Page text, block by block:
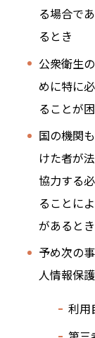
る場合で
るとき
公衆衛生
めに特に
ることが
国の機関
けた者が
協力する
ることに
があるとき
予め次の
人情報保
利用